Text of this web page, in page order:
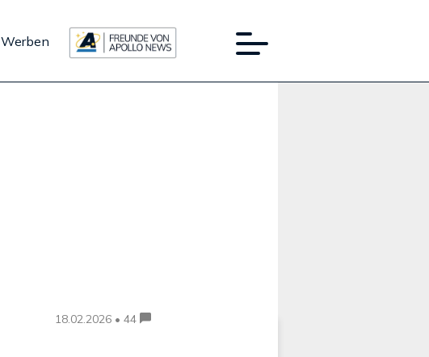
Werben
18.02.2026 • 44